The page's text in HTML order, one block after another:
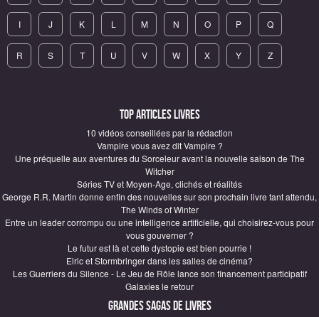
I J K L M N O P Q
R S T U V W X Y Z
Top articles Livres
10 vidéos conseillées par la rédaction
Vampire vous avez dit Vampire ?
Une préquelle aux aventures du Sorceleur avant la nouvelle saison de The
Witcher
Séries TV et Moyen-Age, clichés et réalités
George R.R. Martin donne enfin des nouvelles sur son prochain livre tant attendu,
The Winds of Winter
Entre un leader corrompu ou une intelligence artificielle, qui choisirez-vous pour
vous gouverner ?
Le futur est là et cette dystopie est bien pourrie !
Elric et Stormbringer dans les salles de cinéma?
Les Guerriers du Silence - Le Jeu de Rôle lance son financement participatif
Galaxies le retour
Grandes sagas de Livres